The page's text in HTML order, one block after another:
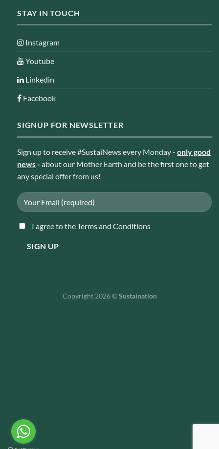
STAY IN TOUCH
Instagram
Youtube
Linkedin
Facebook
SIGNUP FOR NEWSLETTER
Sign up to receive #SustaiNews every Monday - only good
news- about our Mother Earth and be the first one to get
any special offer from us!
I agree to the Terms and Conditions
Copyright 2026 ©Sustaination